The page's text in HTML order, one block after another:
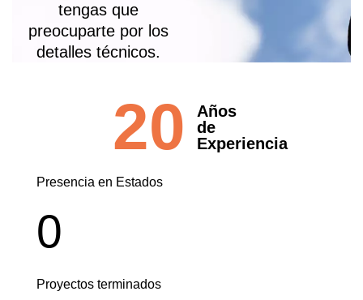
tengas que
preocuparte por los
detalles técnicos.
20
Años
de
Experiencia
Presencia en Estados
0
Proyectos terminados